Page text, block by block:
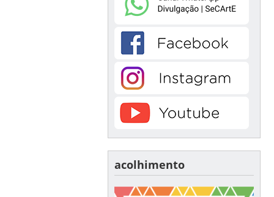
acolhimento